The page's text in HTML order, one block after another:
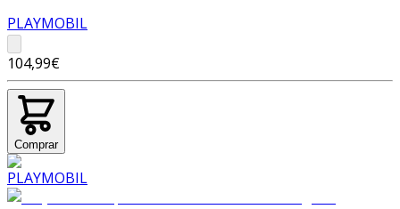
PLAYMOBIL
104,99€
Comprar